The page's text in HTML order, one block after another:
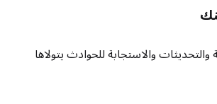
والتحديثات والاستجابة للحوادث يتولاها